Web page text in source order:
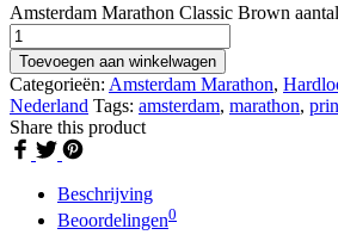
Amsterdam Marathon Classic Brown aantal
Toevoegen aan winkelwagen
Categorieën: Amsterdam Marathon,
Nederland Tags: amsterdam, marathon,
Share this product
Beschrijving
Beoordelingen0